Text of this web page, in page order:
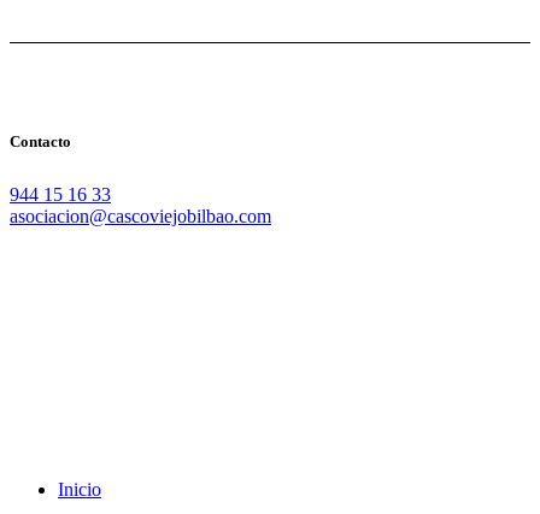
Contacto
944 15 16 33
asociacion@cascoviejobilbao.com
Inicio